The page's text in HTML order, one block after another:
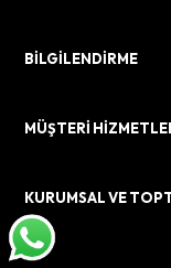
BİLGİLENDİRME
MÜŞTERİ
KURUMSAL VE